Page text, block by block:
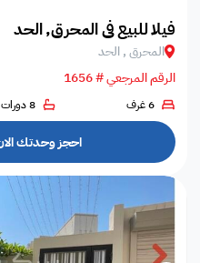
فيلا للبيع في المحرق, الحد
المحرق , الحد
الرقم المرجعي # 1656
6 غرف 8 دورات مياه
احجز وحدتك